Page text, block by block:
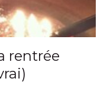
rentrée